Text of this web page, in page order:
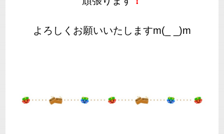
よろしくお願いいたしますm(_ _)m